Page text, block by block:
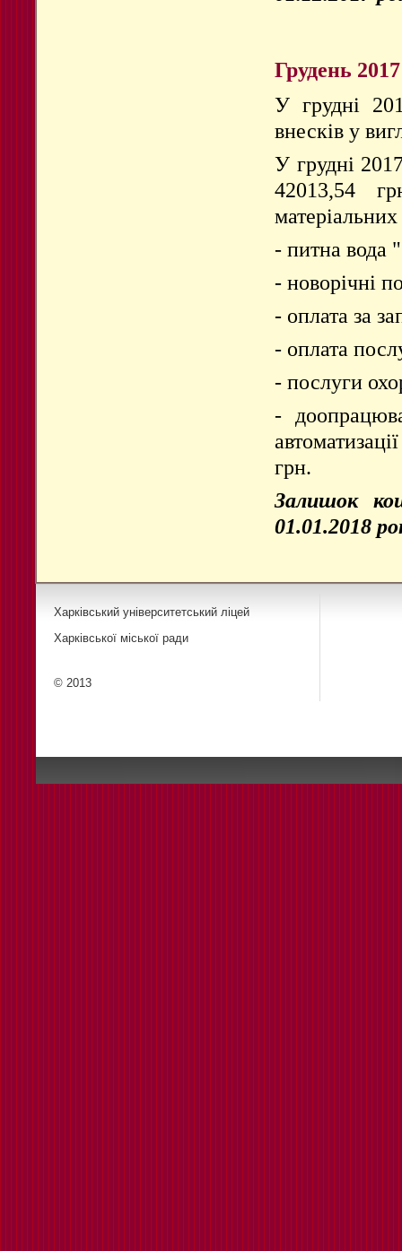
Грудень
У грудні
внесків у
У грудні
42013,54
- питна вода
- новорічні
- оплата за
- оплата
- послуги
-
грн.
Залишок
01.01.2018
Харківський університетський ліцей
Харківської міської ради
© 2013